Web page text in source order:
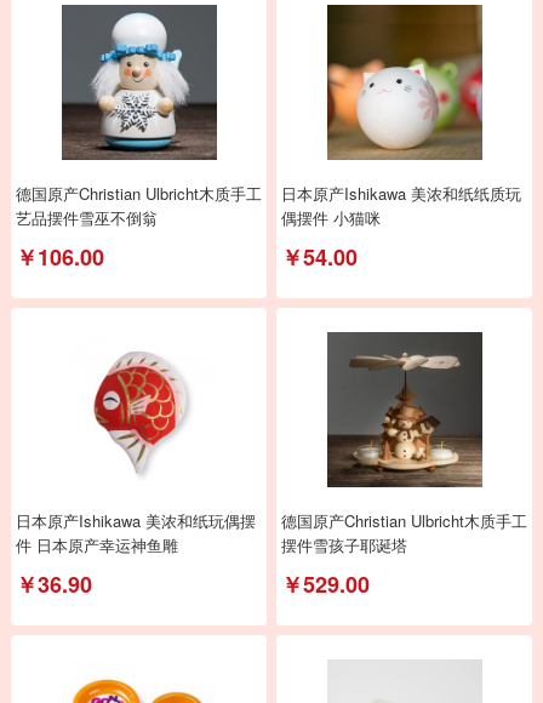
德国原产Christian Ulbricht木质手工
艺品摆件雪巫不倒翁
￥106.00
日本原产Ishikawa 美浓和纸纸质玩
偶摆件 小猫咪
￥54.00
日本原产Ishikawa 美浓和纸玩偶摆
件 日本原产幸运神鱼雕
￥36.90
德国原产Christian Ulbricht木质手工
摆件雪孩子耶诞塔
￥529.00